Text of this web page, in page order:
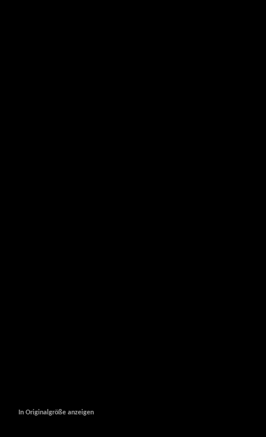
In Originalgröße anzeigen
In Originalgröße anzeigen
In Originalgröße anzeigen